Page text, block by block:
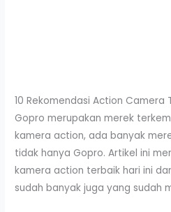
10 Rekomendasi Action Camera
Gopro merupakan merek
kamera action, ada banyak
tidak hanya Gopro. Artikel ini
kamera action terbaik hari ini
sudah banyak juga yang sudah